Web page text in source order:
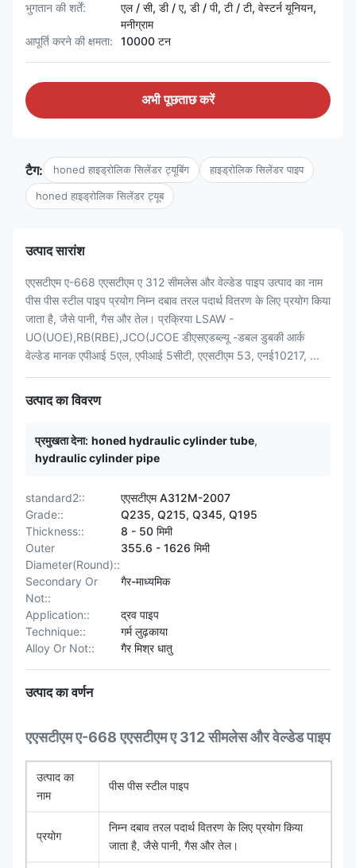
भुगतान की शर्तें:
एल / सी, डी / ए, डी / पी, टी / टी, वेस्टर्न यूनियन,
मनीग्राम
आपूर्ति करने की क्षमता:
10000 टन
अभी पूछताछ करें
टैग: honed हाइड्रोलिक सिलेंडर ट्यूबिंग हाइड्रोलिक सिलेंडर पाइप
honed हाइड्रोलिक सिलेंडर ट्यूब
उत्पाद सारांश
एएसटीएम ए-668 एएसटीएम ए 312 सीमलेस और वेल्डेड पाइप उत्पाद का नाम
पीस पीस स्टील पाइप प्रयोग निम्न दबाव तरल पदार्थ वितरण के लिए प्रयोग किया
जाता है, जैसे पानी, गैस और तेल। प्रक्रिया LSAW -
UO(UOE),RB(RBE),JCO(JCOE डीएसएडब्ल्यू -डबल डुबकी आर्क
वेल्डेड मानक एपीआई 5एल, एपीआई 5सीटी, एएसटीएम 53, एनई10217, ...
उत्पाद का विवरण
प्रमुखता देना: honed hydraulic cylinder tube,
hydraulic cylinder pipe
standard2::
एएसटीएम A312M-2007
Grade::
Q235, Q215, Q345, Q195
Thickness::
8 - 50 मिमी
Outer
Diameter(Round)::
355.6 - 1626 मिमी
Secondary Or
Not::
गैर-माध्यमिक
Application::
द्रव पाइप
Technique::
गर्म लुढ़काया
Alloy Or Not::
गैर मिश्र धातु
उत्पाद का वर्णन
एएसटीएम ए-668 एएसटीएम ए 312 सीमलेस और वेल्डेड पाइप
उत्पाद का
नाम
पीस पीस स्टील पाइप
प्रयोग
निम्न दबाव तरल पदार्थ वितरण के लिए प्रयोग किया
जाता है, जैसे पानी, गैस और तेल।